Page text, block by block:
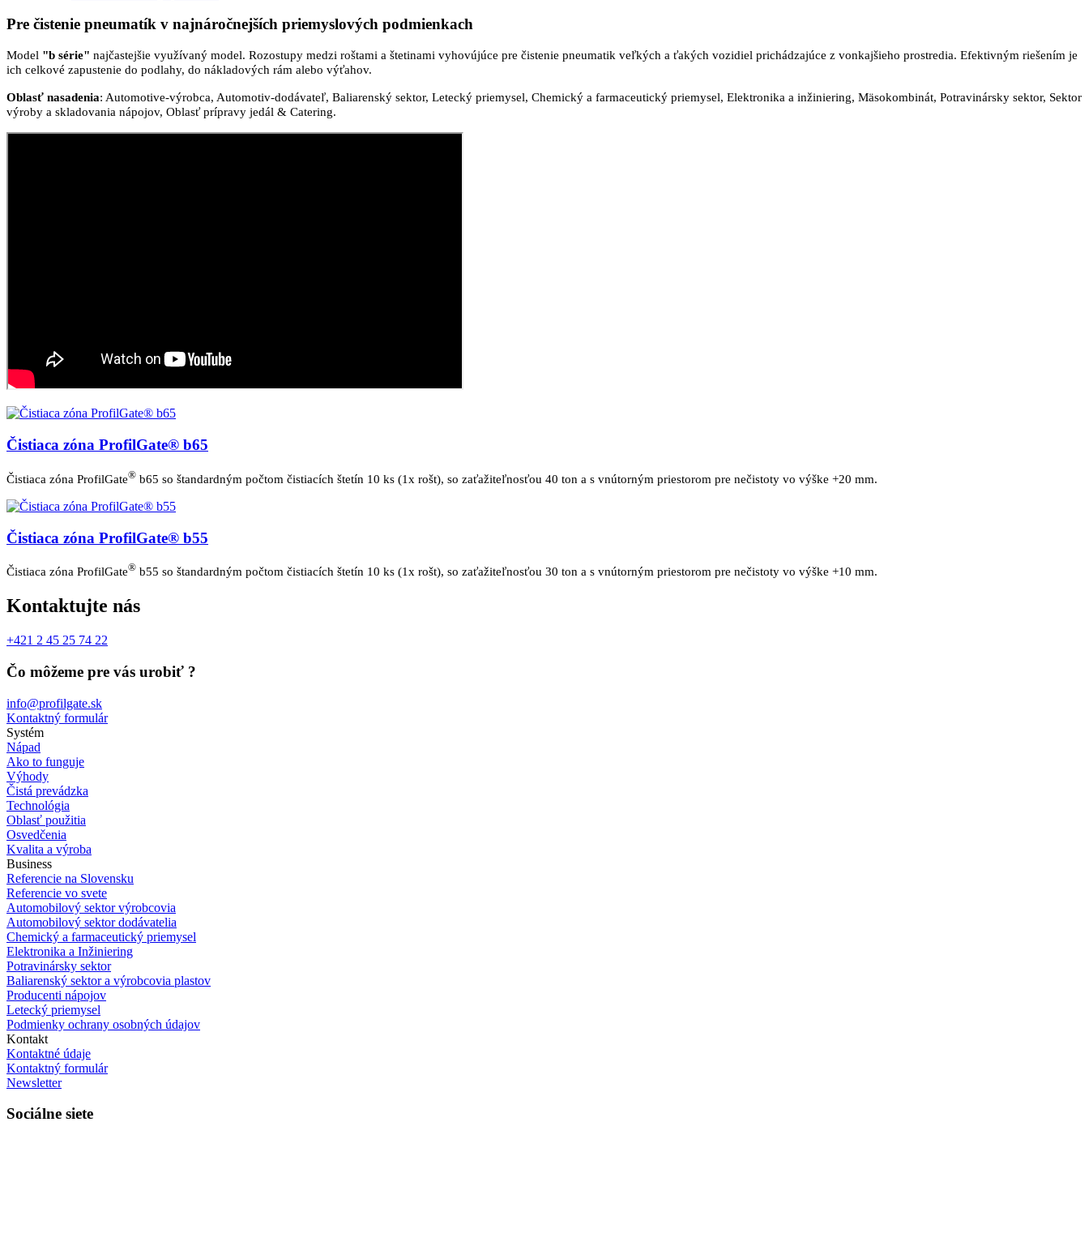
Pre čistenie pneumatík v najnáročnejších priemyslových podmienkach
Model "b série" najčastejšie využívaný model. Rozostupy medzi roštami a štetinami vyhovújúce pre čistenie pneumatik veľkých a ťakých vozidiel prichádzajúce z vonkajšieho prostredia. Efektivným riešením je
ich celkové zapustenie do podlahy, do nákladových rám alebo výťahov.
Oblasť nasadenia: Automotive-výrobca, Automotiv-dodávateľ, Baliarenský sektor, Letecký priemysel, Chemický a farmaceutický priemysel, Elektronika a inžiniering, Mäsokombinát, Potravinársky sektor, Sektor
výroby a skladovania nápojov, Oblasť prípravy jedál & Catering.
Čistiaca zóna ProfilGate® b65
Čistiaca zóna ProfilGate® b65 so štandardným počtom čistiacích štetín 10 ks (1x rošt), so zaťažiteľnosťou 40 ton a s vnútorným priestorom pre nečistoty vo výške +20 mm.
Čistiaca zóna ProfilGate® b55
Čistiaca zóna ProfilGate® b55 so štandardným počtom čistiacích štetín 10 ks (1x rošt), so zaťažiteľnosťou 30 ton a s vnútorným priestorom pre nečistoty vo výške +10 mm.
Kontaktujte nás
+421 2 45 25 74 22
Čo môžeme pre vás urobiť ?
info@profilgate.sk
Kontaktný formulár
Systém
Nápad
Ako to funguje
Výhody
Čistá prevádzka
Technológia
Oblasť použitia
Osvedčenia
Kvalita a výroba
Business
Referencie na Slovensku
Referencie vo svete
Automobilový sektor výrobcovia
Automobilový sektor dodávatelia
Chemický a farmaceutický priemysel
Elektronika a Inžiniering
Potravinársky sektor
Baliarenský sektor a výrobcovia plastov
Producenti nápojov
Letecký priemysel
Podmienky ochrany osobných údajov
Kontakt
Kontaktné údaje
Kontaktný formulár
Newsletter
Sociálne siete